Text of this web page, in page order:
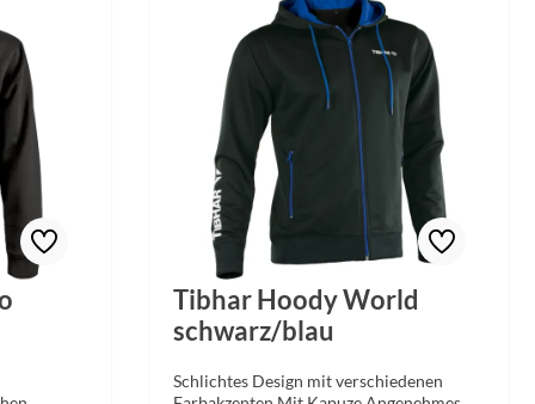
Tibhar Hoody World
schwarz/blau
Schlichtes Design mit verschiedenen